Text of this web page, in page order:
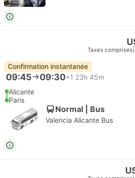
Taxes comprises
Confirmation instantanée
09:45 09:30+1 23h 45m
Alicante
Paris
Normal | Bus
Valencia Alicante Bus